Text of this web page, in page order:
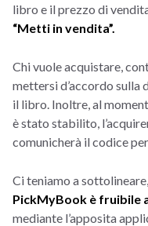
libro e il prezzo di
“Metti in vendita”.
Chi vuole acquistare,
mettersi d’accordo sulla
il libro. Inoltre, al
è stato stabilito,
comunicherà il codice
Ci teniamo a
PickMyBook è fruibile
mediante l’apposita